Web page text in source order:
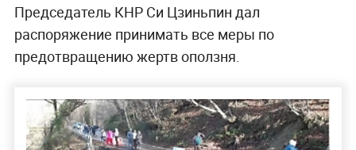
Председатель КНР Си Цзиньпин дал
распоряжение принимать все меры по
предотвращению жертв оползня.